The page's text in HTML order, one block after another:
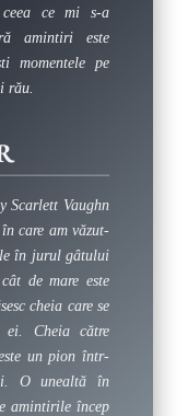
ce mi s-a
amintiri este
momentele pe
rău.
Scarlett Vaughn
care am văzut-
în jurul gâtului
de mare este
cheia care se
ei. Cheia către
un pion într-
O unealtă în
amintirile încep